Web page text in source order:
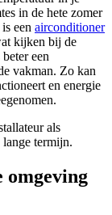
in de hete zomer
een airconditioner
kijken bij de
een
vakman. Zo kan
en energie
als
termijn.
omgeving